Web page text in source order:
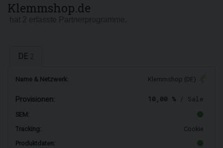
Klemmshop.de
DE
Name & Netzwerk: Klemmshop (DE)
Provisionen: 10,00 % / Sale
SEM:
Tracking:
Cookie
Produktdaten: